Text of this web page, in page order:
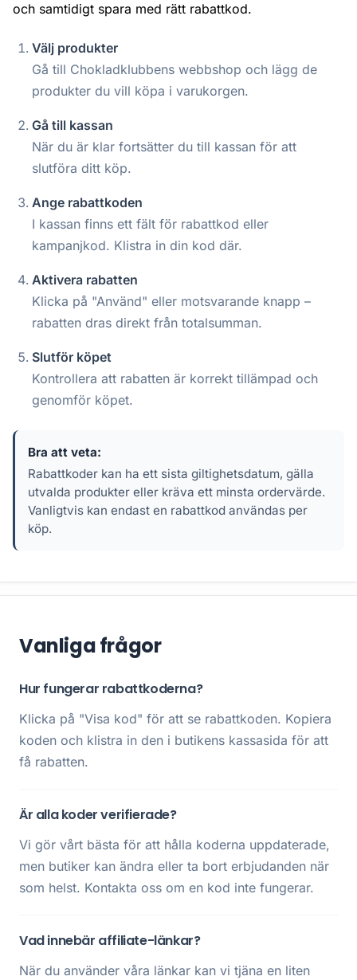
och samtidigt spara med rätt rabattkod.
Välj produkter
Gå till Chokladklubbens webbshop och lägg de
produkter du vill köpa i varukorgen.
Gå till kassan
När du är klar fortsätter du till kassan för att
slutföra ditt köp.
Ange rabattkoden
I kassan finns ett fält för rabattkod eller
kampanjkod. Klistra in din kod där.
Aktivera rabatten
Klicka på "Använd" eller motsvarande knapp –
rabatten dras direkt från totalsumman.
Slutför köpet
Kontrollera att rabatten är korrekt tillämpad och
genomför köpet.
Bra att veta:
Rabattkoder kan ha ett sista giltighetsdatum, gälla
utvalda produkter eller kräva ett minsta ordervärde.
Vanligtvis kan endast en rabattkod användas per
köp.
Vanliga frågor
Hur fungerar rabattkoderna?
Klicka på "Visa kod" för att se rabattkoden. Kopiera
koden och klistra in den i butikens kassasida för att
få rabatten.
Är alla koder verifierade?
Vi gör vårt bästa för att hålla koderna uppdaterade,
men butiker kan ändra eller ta bort erbjudanden när
som helst. Kontakta oss om en kod inte fungerar.
Vad innebär affiliate-länkar?
När du använder våra länkar kan vi tjäna en liten